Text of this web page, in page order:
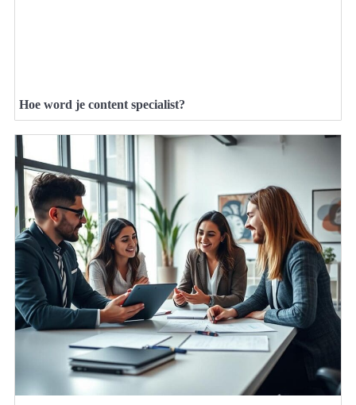
Hoe word je content specialist?